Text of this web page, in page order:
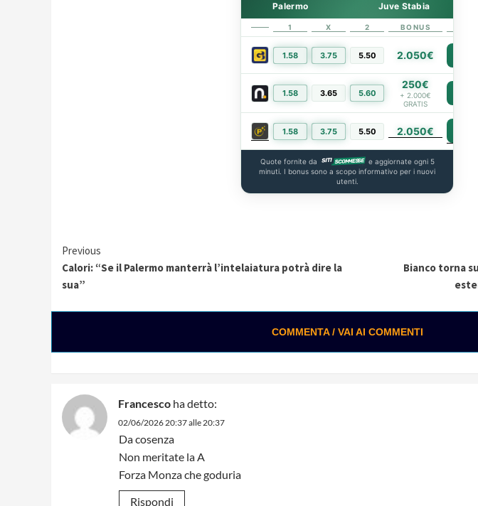
Palermo Juve Stabia
1 X 2 BONUS
1.58 3.75 5.50 2.050€
1.58 3.65 5.60
250€
+ 2.000€
GRATIS
1.58 3.75 5.50 2.050€
Quote fornite da
e aggiornate ogni 5
minuti. I bonus sono a scopo informativo per i nuovi
utenti.
Continue
Reading
Previous
Calori: “Se il Palermo manterrà l’intelaiatura potrà dire la
sua”
Bianco torna
COMMENTA / VAI AI COMMENTI
Francesco ha detto:
02/06/2026 20:37 alle 20:37
Da cosenza
Non meritate la A
Forza Monza che goduria
Rispondi